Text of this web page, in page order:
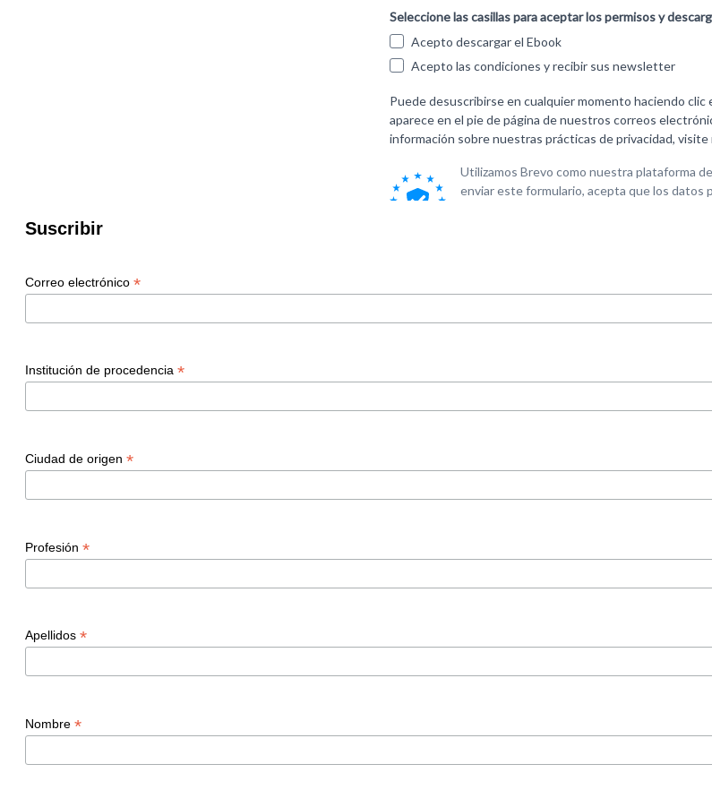
Suscribir
Correo electrónico *
Institución de procedencia *
Ciudad de origen *
Profesión *
Apellidos *
Nombre *